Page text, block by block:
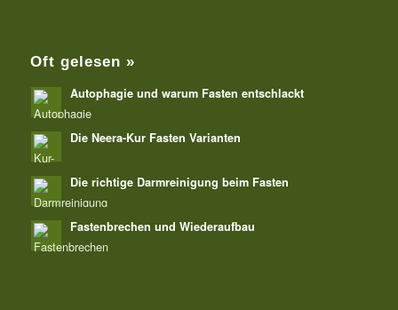
Oft gelesen »
Autophagie und warum Fasten entschlackt
Die Neera-Kur Fasten Varianten
Die richtige Darmreinigung beim Fasten
Fastenbrechen und Wiederaufbau